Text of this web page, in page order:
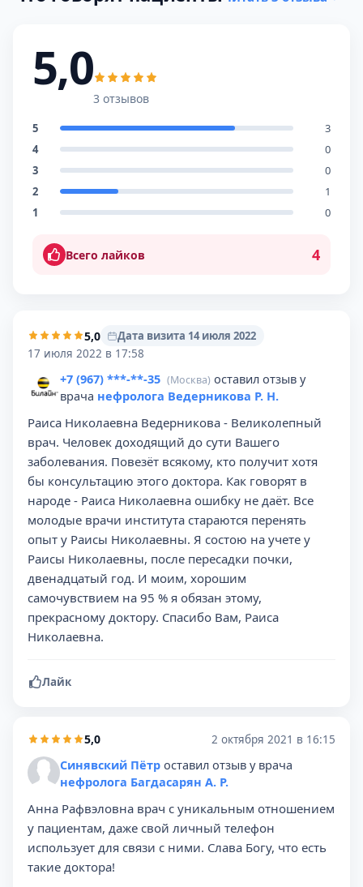
5,0
3 отзывов
5
3
4
0
3
0
2
1
1
0
Всего лайков 4
5,0
Дата визита 14 июля 2022
17 июля 2022 в 17:58
+7 (967) ***-**-35 (Москва) оставил отзыв у
врача нефролога Ведерникова Р. Н.
Раиса Николаевна Ведерникова - Великолепный
врач. Человек доходящий до сути Вашего
заболевания. Повезёт всякому, кто получит хотя
бы консультацию этого доктора. Как говорят в
народе - Раиса Николаевна ошибку не даёт. Все
молодые врачи института стараются перенять
опыт у Раисы Николаевны. Я состою на учете у
Раисы Николаевны, после пересадки почки,
двенадцатый год. И моим, хорошим
самочувствием на 95 % я обязан этому,
прекрасному доктору. Спасибо Вам, Раиса
Николаевна.
Лайк
5,0 2 октября 2021 в 16:15
Синявский Пётр оставил отзыв у врача
нефролога Багдасарян А. Р.
Анна Рафвэловна врач с уникальным отношением
у пациентам, даже свой личный телефон
использует для связи с ними. Слава Богу, что есть
такие доктора!